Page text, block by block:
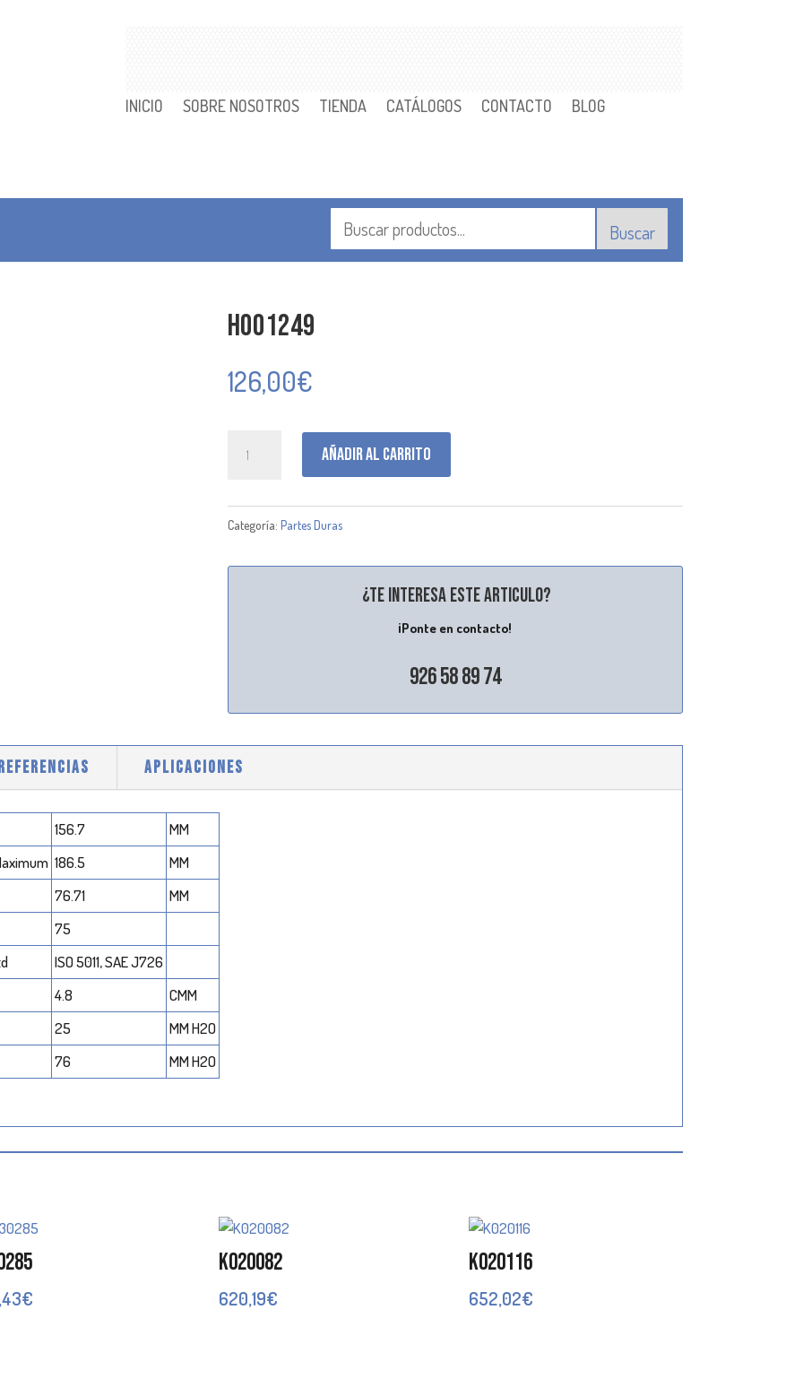
INICIO SOBRE NOSOTROS TIENDA CATÁLOGOS CONTACTO BLOG
Buscar
H001249
126,00€
Añadir al carrito
Categoría: Partes Duras
¿Te interesa este articulo?
¡Ponte en contacto!
926 58 89 74
APLICACIONES
156.7
MM
186.5
MM
76.71
MM
75
ISO 5011, SAE J726
4.8
CMM
25
MM H2O
76 MM H2O
€
K020082
620,19€
K020116
652,02€